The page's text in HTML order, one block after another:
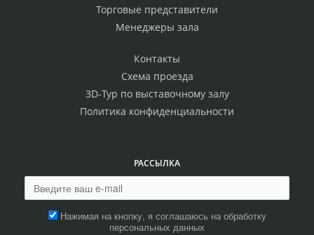
Торговые представители
Менеджеры зала
Контакты
Схема проезда
3D-Тур по выставочному залу
Политика конфиденциальности
РАССЫЛКА
Нажимая на кнопку, я соглашаюсь на обработку
персональных данных